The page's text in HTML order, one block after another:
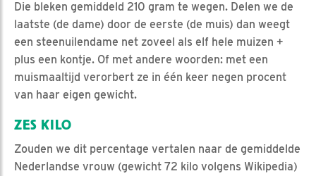
Die bleken gemiddeld 210 gram te wegen. Delen we de
laatste (de dame) door de eerste (de muis) dan weegt
een steenuilendame net zoveel als elf hele muizen +
plus een kontje. Of met andere woorden: met een
muismaaltijd verorbert ze in één keer negen procent
van haar eigen gewicht.
ZES KILO
Zouden we dit percentage vertalen naar de gemiddelde
Nederlandse vrouw (gewicht 72 kilo volgens Wikipedia)